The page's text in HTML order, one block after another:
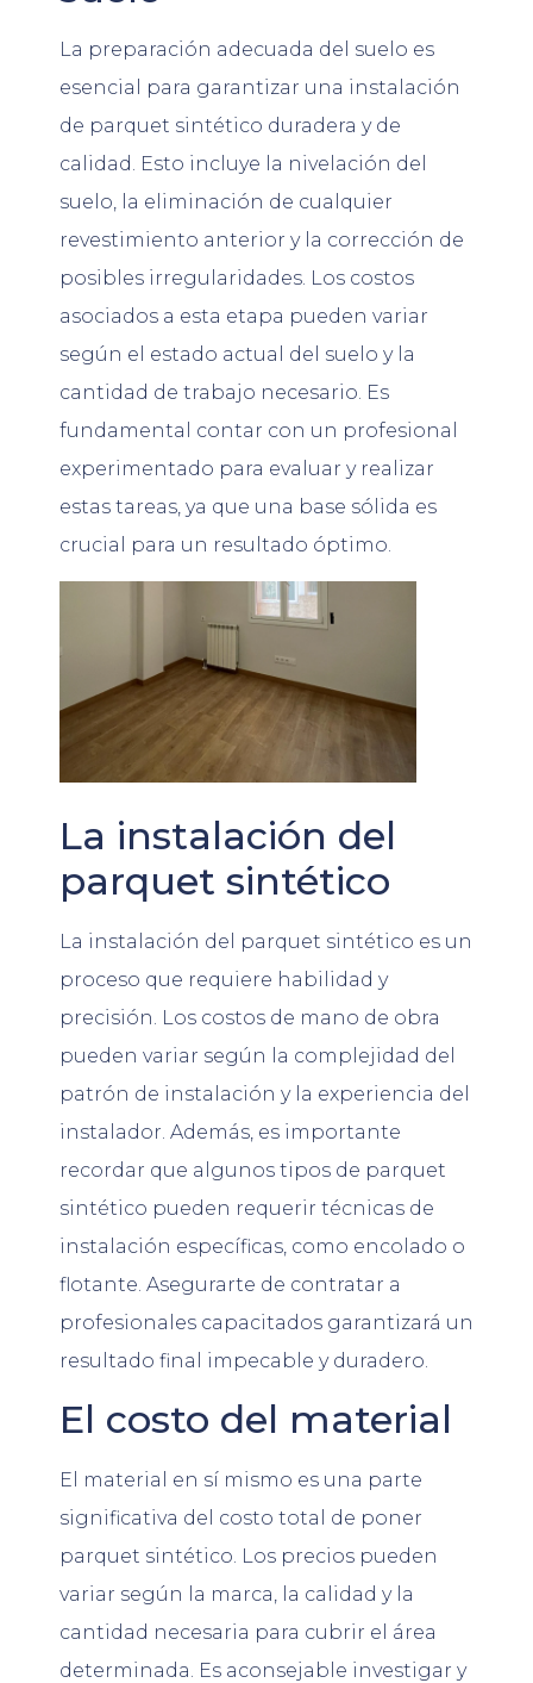
La preparación adecuada del suelo es
esencial para garantizar una instalación
de parquet sintético duradera y de
calidad. Esto incluye la nivelación del
suelo, la eliminación de cualquier
revestimiento anterior y la corrección de
posibles irregularidades. Los costos
asociados a esta etapa pueden variar
según el estado actual del suelo y la
cantidad de trabajo necesario. Es
fundamental contar con un profesional
experimentado para evaluar y realizar
estas tareas, ya que una base sólida es
crucial para un resultado óptimo.
La instalación del
parquet sintético
La instalación del parquet sintético es un
proceso que requiere habilidad y
precisión. Los costos de mano de obra
pueden variar según la complejidad del
patrón de instalación y la experiencia del
instalador. Además, es importante
recordar que algunos tipos de parquet
sintético pueden requerir técnicas de
instalación específicas, como encolado o
flotante. Asegurarte de contratar a
profesionales capacitados garantizará un
resultado final impecable y duradero.
El costo del material
El material en sí mismo es una parte
significativa del costo total de poner
parquet sintético. Los precios pueden
variar según la marca, la calidad y la
cantidad necesaria para cubrir el área
determinada. Es aconsejable investigar y